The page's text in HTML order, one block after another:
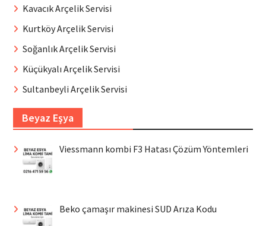
Kavacık Arçelik Servisi
Kurtköy Arçelik Servisi
Soğanlık Arçelik Servisi
Küçükyalı Arçelik Servisi
Sultanbeyli Arçelik Servisi
Beyaz Eşya
Viessmann kombi F3 Hatası Çözüm Yöntemleri
Beko çamaşır makinesi SUD Arıza Kodu